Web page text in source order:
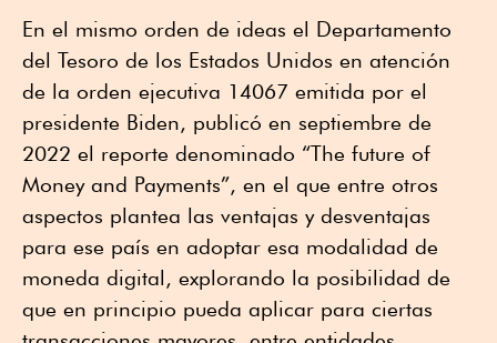
En el mismo orden de ideas el Departamento
del Tesoro de los Estados Unidos en atención
de la orden ejecutiva 14067 emitida por el
presidente Biden, publicó en septiembre de
2022 el reporte denominado “The future of
Money and Payments”, en el que entre otros
aspectos plantea las ventajas y desventajas
para ese país en adoptar esa modalidad de
moneda digital, explorando la posibilidad de
que en principio pueda aplicar para ciertas